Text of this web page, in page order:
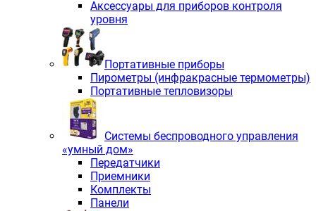
Аксессуары для приборов контроля
уровня
Портативные приборы
Пирометры (инфракрасные термометры)
Портативные тепловизоры
Системы беспроводного управления
«умный дом»
Передатчики
Приемники
Комплекты
Панели